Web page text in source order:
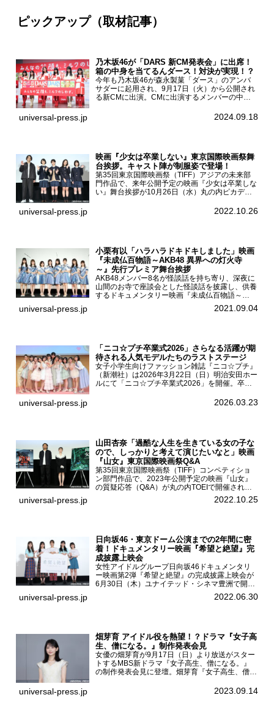
ピックアップ（取材記事）
乃木坂46が「DARS 新CM発表会」に出席！
箱の中身を当てるんダース！対決が実現！？
今年も乃木坂46が森永製菓「ダース」のアンバ
サダーに起用され、9月17日（火）から公開され
る新CMに出演。CMに出演するメンバーの中か
一ノ瀬美空、菅原咲月が都内にて開催された
universal-press.jp 2024.09.18
映画『少女は卒業しない』東京国際映画祭舞
台挨拶。キャスト陣が制服姿で登場！
第35回東京国際映画祭（TIFF）アジアの未来部
門作品で、来年公開予定の映画『少女は卒業しな
い』舞台挨拶が10月26日（水）丸の内ピカデリ
宮山莉渚、中井友望、監督の中川駿が登壇。映画
universal-press.jp 2022.10.26
小栗有以「ハラハラドキドキしました」映画
『未成仏百物語～AKB48 異界への灯火寺
～』先行プレミア舞台挨拶
AKB48メンバー8名が怪談話を持ち寄り、深夜に
山間のお寺で座談会とした怪談話を披露し、供養
するドキュメンタリー映画『未成仏百物語～
AKB48異界への灯火寺～』の先行プレミア舞台
挨拶が東京・ユナイテッド・シネマ豊洲で開催さ
universal-press.jp 2021.09.04
「ニコ☆プチ卒業式2026」さらなる活躍が期
待される人気モデルたちのラストステージ
女子小学生向けファッション雑誌『ニコ☆プチ』
（新潮社）は2026年3月22日（日）明治安田ホー
ルにて「ニコ☆プチ卒業式2026」を開催。卒業
ん、末永ひなた、高梨琴乃、土井ありさ、藤田蒼
universal-press.jp 2026.03.23
山田杏奈「過酷な人生を生きている女の子な
ので、しっかりと考えて演じたいなと」映画
『山女』東京国際映画祭Q&A
第35回東京国際映画祭（TIFF）コンペティショ
ン部門作品で、2023年公開予定の映画『山女』
の質疑応答（Q&A）が丸の内TOEIで開催され、
主演を務めた女優の山田杏奈、監督の福永壮志が
登壇。本作について語った。映画『山女』第35
universal-press.jp 2022.10.25
日向坂46・東京ドーム公演までの2年間に密
着！ドキュメンタリー映画『希望と絶望』完
成披露上映会
女性アイドルグループ日向坂46ドキュメンタリ
ー映画第2弾『希望と絶望』の完成披露上映会が
6月30日（木）ユナイテッド・シネマ豊洲で開催
され、日向坂46メンバーの加藤史帆、齊藤京
子、佐々木久美、富田鈴花、松田好花の5人が登
universal-press.jp 2022.06.30
畑芽育 アイドル役を熱望！？ドラマ『女子高
生、僧になる。』制作発表会見
女優の畑芽育が9月17日（日）より放送がスター
トするMBS新ドラマ『女子高生、僧になる。』
の制作発表会見に登壇。畑芽育『女子高生、僧に
ーについて「下白石麦は頭にビックリマークと、
universal-press.jp 2023.09.14